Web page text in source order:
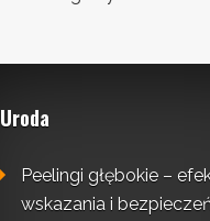
Uroda
Peelingi głębokie –
wskazania i